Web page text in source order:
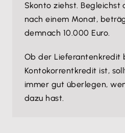
Skonto ziehst. Begleichst
nach einem Monat,
demnach 10.000 Euro.
Ob der Lieferantenkredit
Kontokorrentkredit ist,
immer gut überlegen,
dazu hast.